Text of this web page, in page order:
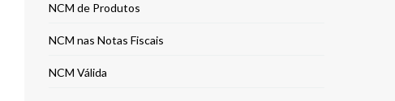
NCM de Produtos
NCM nas Notas Fiscais
NCM Válida